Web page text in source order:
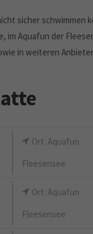
sicher schwimmen
Aquafun der
in weiteren
Ort: Aquafun
Fleesensee
Ort: Aquafun
Fleesensee